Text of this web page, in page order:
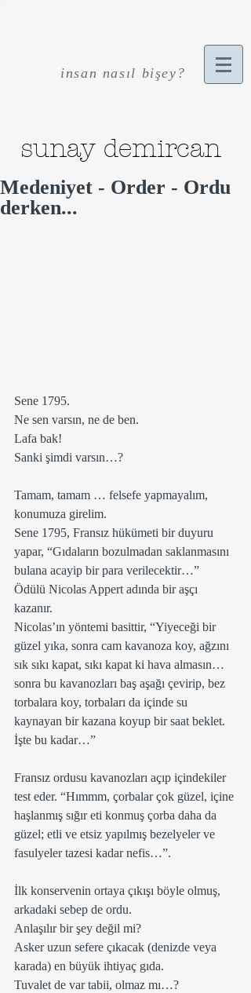
insan nasıl bişey?
sunay demircan
Medeniyet - Order - Ordu
derken...
Sene 1795.
Ne sen varsın, ne de ben.
Lafa bak!
Sanki şimdi varsın…?
Tamam, tamam … felsefe yapmayalım,
konumuza girelim.
Sene 1795, Fransız hükümeti bir duyuru
yapar, “Gıdaların bozulmadan saklanmasını
bulana acayip bir para verilecektir…”
Ödülü Nicolas Appert adında bir aşçı
kazanır.
Nicolas’ın yöntemi basittir, “Yiyeceği bir
güzel yıka, sonra cam kavanoza koy, ağzını
sık sıkı kapat, sıkı kapat ki hava almasın…
sonra bu kavanozları baş aşağı çevirip, bez
torbalara koy, torbaları da içinde su
kaynayan bir kazana koyup bir saat beklet.
İşte bu kadar…”
Fransız ordusu kavanozları açıp içindekiler
test eder. “Hımmm, çorbalar çok güzel, içine
haşlanmış sığır eti konmuş çorba daha da
güzel; etli ve etsiz yapılmış bezelyeler ve
fasulyeler tazesi kadar nefis…”.
İlk konservenin ortaya çıkışı böyle olmuş,
arkadaki sebep de ordu.
Anlaşılır bir şey değil mi?
Asker uzun sefere çıkacak (denizde veya
karada) en büyük ihtiyaç gıda.
Tuvalet de var tabii, olmaz mı…?